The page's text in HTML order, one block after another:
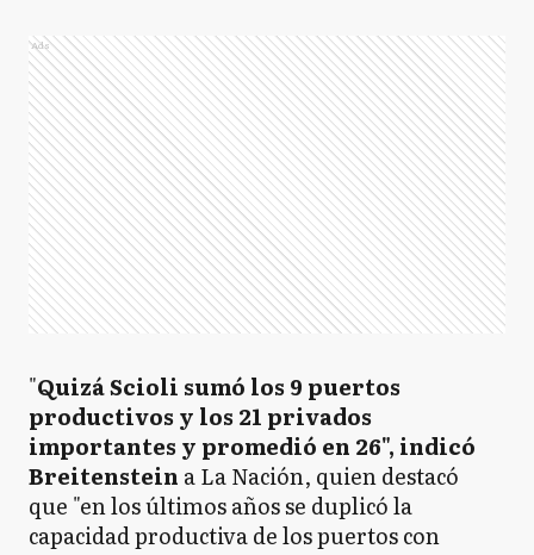
Ads
"Quizá Scioli sumó los 9 puertos
productivos y los 21 privados
importantes y promedió en 26", indicó
Breitenstein a La Nación, quien destacó
que "en los últimos años se duplicó la
capacidad productiva de los puertos con